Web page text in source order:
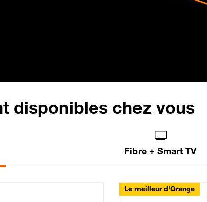
disponibles chez vous
Fibre + Smart TV
Le meilleur d'Orange